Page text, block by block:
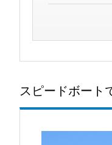
スピードボート